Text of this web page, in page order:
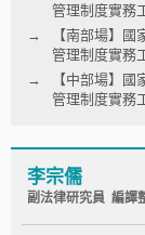
管理制度實務
【南部場】
管理制度實務
【中部場】
管理制度實務
李宗儒
副法律研究員 編譯